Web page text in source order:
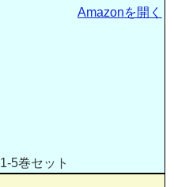
5巻セット
Amazonを開く